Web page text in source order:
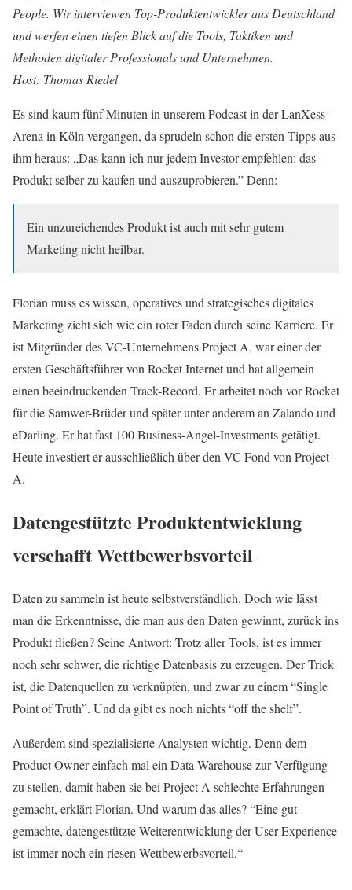
People. Wir interviewen Top-Produktentwickler aus Deutschland
und werfen einen tiefen Blick auf die Tools, Taktiken und
Methoden digitaler Professionals und Unternehmen.
Host: Thomas Riedel
Es sind kaum fünf Minuten in unserem Podcast in der LanXess-
Arena in Köln vergangen, da sprudeln schon die ersten Tipps aus
ihm heraus: „Das kann ich nur jedem Investor empfehlen: das
Produkt selber zu kaufen und auszuprobieren.” Denn:
Ein unzureichendes Produkt ist auch mit sehr gutem
Marketing nicht heilbar.
Florian muss es wissen, operatives und strategisches digitales
Marketing zieht sich wie ein roter Faden durch seine Karriere. Er
ist Mitgründer des VC-Unternehmens Project A, war einer der
ersten Geschäftsführer von Rocket Internet und hat allgemein
einen beeindruckenden Track-Record. Er arbeitet noch vor Rocket
für die Samwer-Brüder und später unter anderem an Zalando und
eDarling. Er hat fast 100 Business-Angel-Investments getätigt.
Heute investiert er ausschließlich über den VC Fond von Project
A.
Datengestützte Produktentwicklung
verschafft Wettbewerbsvorteil
Daten zu sammeln ist heute selbstverständlich. Doch wie lässt
man die Erkenntnisse, die man aus den Daten gewinnt, zurück ins
Produkt fließen? Seine Antwort: Trotz aller Tools, ist es immer
noch sehr schwer, die richtige Datenbasis zu erzeugen. Der Trick
ist, die Datenquellen zu verknüpfen, und zwar zu einem “Single
Point of Truth”. Und da gibt es noch nichts “off the shelf”.
Außerdem sind spezialisierte Analysten wichtig. Denn dem
Product Owner einfach mal ein Data Warehouse zur Verfügung
zu stellen, damit haben sie bei Project A schlechte Erfahrungen
gemacht, erklärt Florian. Und warum das alles? “Eine gut
gemachte, datengestützte Weiterentwicklung der User Experience
ist immer noch ein riesen Wettbewerbsvorteil.“